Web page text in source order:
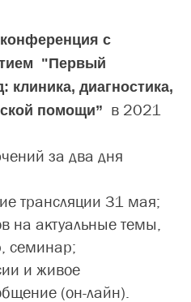
с
"Первый
клиника, диагностика,
помощи” в 2021
за два дня
трансляции 31 мая;
на актуальные темы,
семинар;
и живое
(он-лайн).